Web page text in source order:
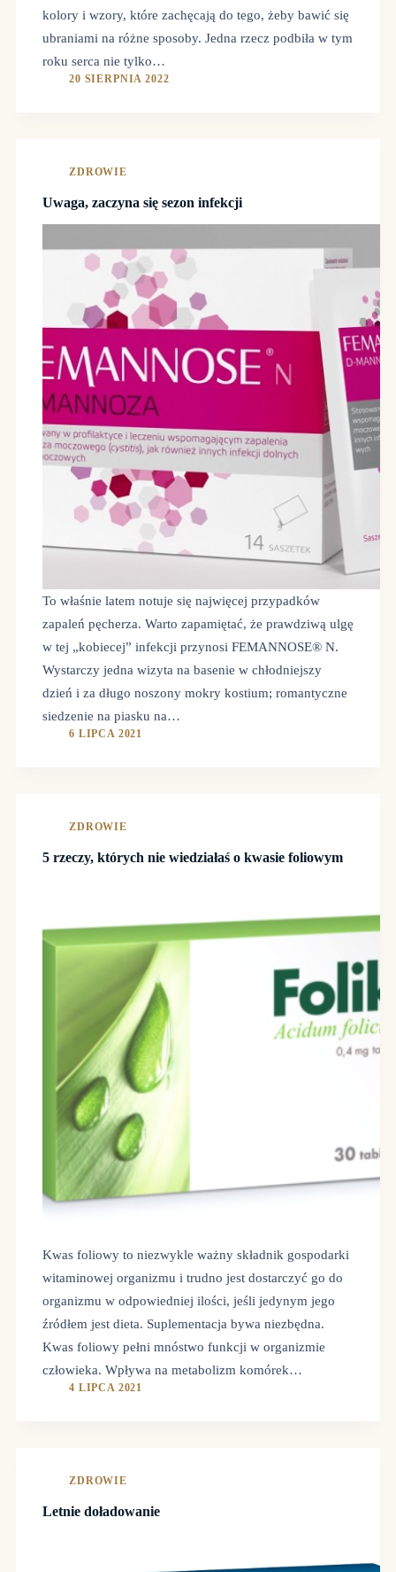
kolory i wzory, które zachęcają do tego, żeby bawić się
ubraniami na różne sposoby. Jedna rzecz podbiła w tym
roku serca nie tylko…
20 SIERPNIA 2022
ZDROWIE
Uwaga, zaczyna się sezon infekcji
To właśnie latem notuje się najwięcej przypadków
zapaleń pęcherza. Warto zapamiętać, że prawdziwą ulgę
w tej „kobiecej” infekcji przynosi FEMANNOSE® N.
Wystarczy jedna wizyta na basenie w chłodniejszy
dzień i za długo noszony mokry kostium; romantyczne
siedzenie na piasku na…
6 LIPCA 2021
ZDROWIE
5 rzeczy, których nie wiedziałaś o kwasie foliowym
Kwas foliowy to niezwykle ważny składnik gospodarki
witaminowej organizmu i trudno jest dostarczyć go do
organizmu w odpowiedniej ilości, jeśli jedynym jego
źródłem jest dieta. Suplementacja bywa niezbędna.
Kwas foliowy pełni mnóstwo funkcji w organizmie
człowieka. Wpływa na metabolizm komórek…
4 LIPCA 2021
ZDROWIE
Letnie doładowanie